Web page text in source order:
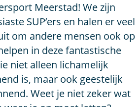
Meerstad! We zijn
SUP’ers en halen er veel
om andere mensen ook op
in deze fantastische
niet alleen lichamelijk
is, maar ook geestelijk
Weet je niet zeker wat